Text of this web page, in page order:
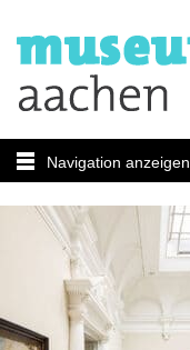
Navigation anzeigen